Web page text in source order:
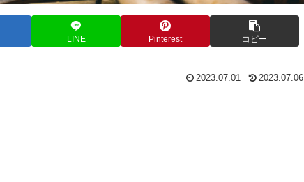
LINE Pinterest コピー
2023.07.01 2023.07.06